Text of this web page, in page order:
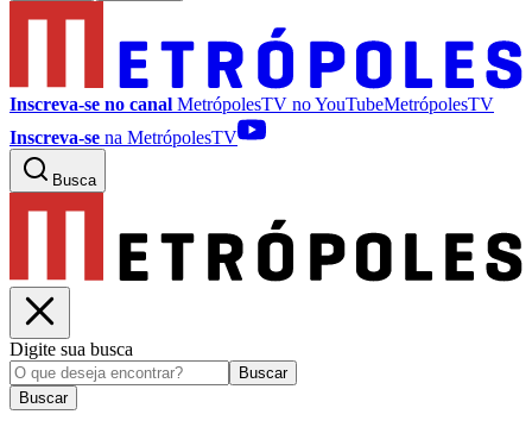
Inscreva-se no canal MetrópolesTV noYouTubeMetrópolesTV
Inscreva-se na MetrópolesTV
Busca
Digite sua busca
Buscar
Buscar